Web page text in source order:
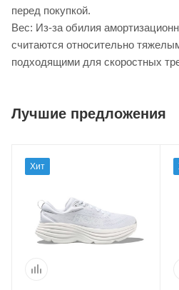
перед покупкой.
Вес: Из-за обилия
считаются относительно
подходящими для скоростных
Лучшие предложения
Хит